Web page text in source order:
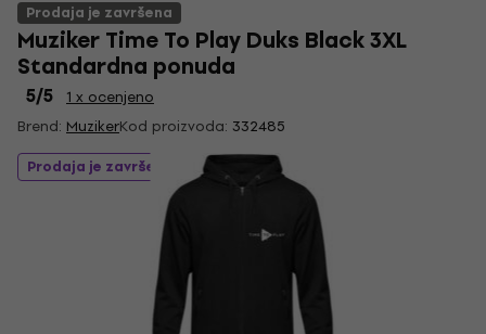
Prodaja je završena
Muziker Time To Play Duks Black 3XL
Standardna ponuda
5/5
1 x ocenjeno
Brend: MuzikerKod proizvoda: 332485
Prodaja je završena